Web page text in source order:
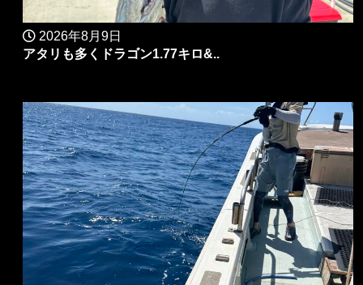
2026年8月9日
アタリも多くドラゴン1.77キロ&..